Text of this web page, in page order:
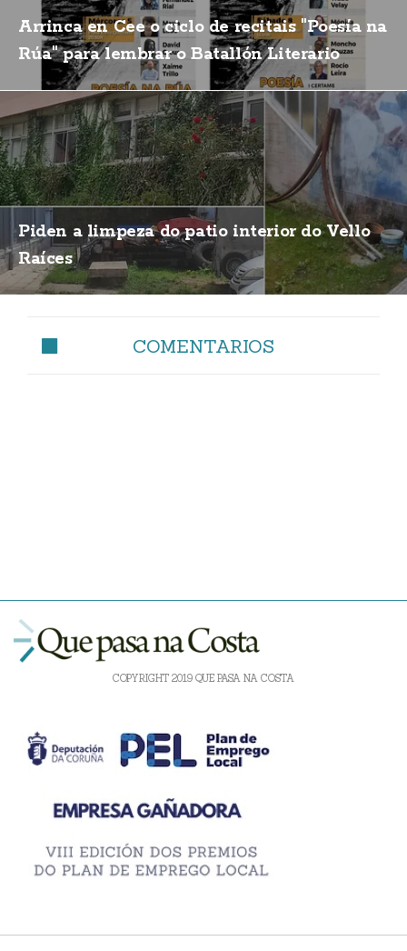
Arrinca en Cee o ciclo de recitais "Poesía na
Rúa" para lembrar o Batallón Literario
Piden a limpeza do patio interior do Vello
Raíces
COMENTARIOS
COPYRIGHT 2019 QUE PASA NA COSTA